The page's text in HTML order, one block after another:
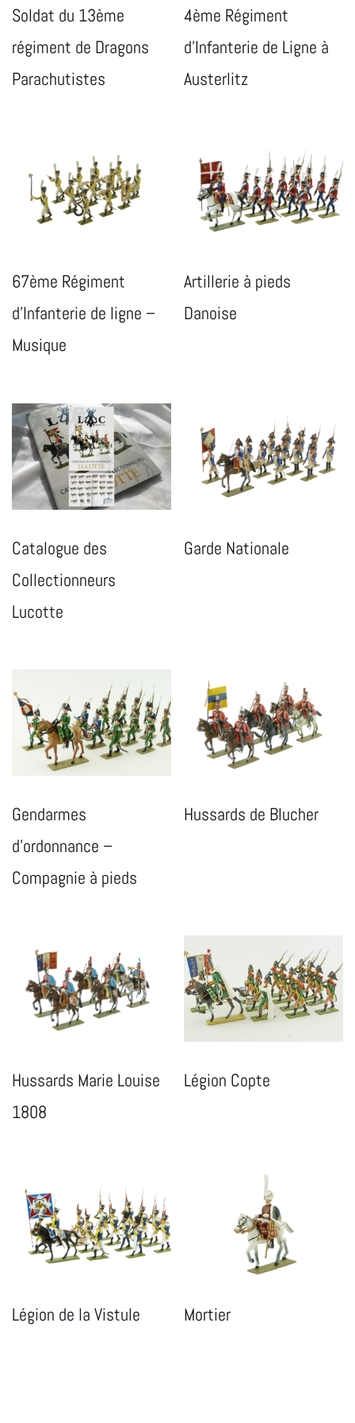
Soldat du 13ème
régiment de Dragons
Parachutistes
4ème Régiment
d’Infanterie de Ligne à
Austerlitz
67ème Régiment
d’Infanterie de ligne –
Musique
Artillerie à pieds
Danoise
Catalogue des
Collectionneurs
Lucotte
Garde Nationale
Gendarmes
d’ordonnance –
Compagnie à pieds
Hussards de Blucher
Hussards Marie Louise
1808
Légion Copte
Légion de la Vistule Mortier